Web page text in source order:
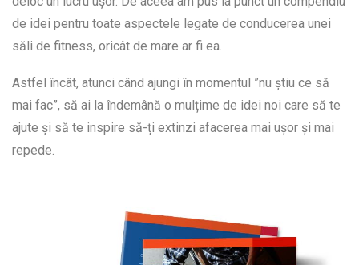
de idei pentru toate aspectele legate de conducerea unei
săli de fitness, oricât de mare ar fi ea.
Astfel încât, atunci când ajungi în momentul ”nu știu ce să
mai fac”, să ai la îndemână o mulțime de idei noi care să te
ajute și să te inspire să-ți extinzi afacerea mai ușor și mai
repede.